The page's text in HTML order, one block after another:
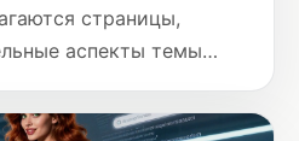
страницы,
аспекты темы…